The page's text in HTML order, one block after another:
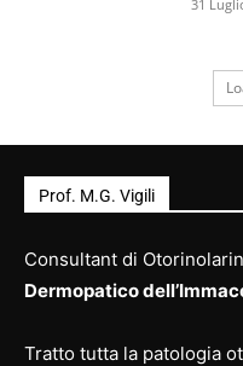
31
Prof. M.G. Vigili
Consultant di
Dermopatico
Tratto tutta la patologia